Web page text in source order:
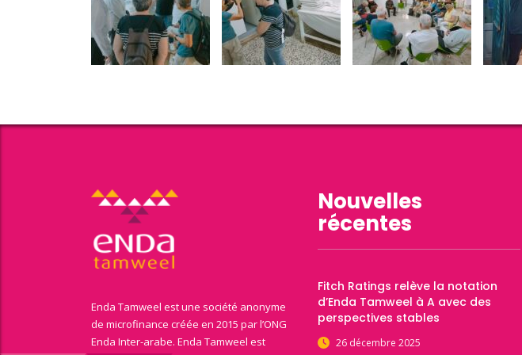
Enda Tamweel est une société anonyme
de microfinance créée en 2015 par l’ONG
Enda Inter-arabe. Enda Tamweel est
Nouvelles
récentes
Fitch Ratings relève la notation
d’Enda Tamweel à A avec des
perspectives stables
26 décembre 2025